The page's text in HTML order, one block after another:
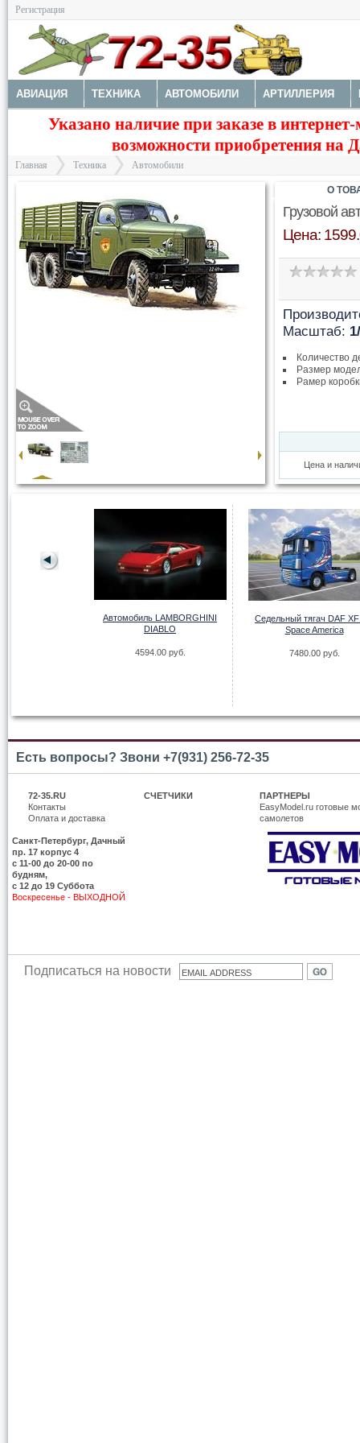
Регистрация
АВИАЦИЯ ТЕХНИКА АВТОМОБИЛИ АРТИЛЛЕРИЯ
МОТОТЕХНИКА ТЕХНИКА РАЗНАЯ ФИГУРЫ МОДЕЛИ
КРАСКИ И ИНСТРУМЕНТЫ
Указано наличие при заказе в
возможности приобретения на
Главная
>
Техника
>
Автомобили
Грузовой
Цена:
Масштаб:
Количество
Размер
Рамер
Цена и
О
Автомобиль LAMBORGHINI
DIABLO
4594.00 руб.
Седельный тягач DAF
Space America
7480.00 руб.
Есть вопросы? Звони +7(931) 256-72-35
72-35.RU
Контакты
Оплата и доставка
Санкт-Петербург, Дачный
пр. 17 корпус 4
c 11-00 до 20-00 по
будням,
с 12 до 19 Суббота
Воскресенье - ВЫХОДНОЙ
СЧЕТЧИКИ
ПАРТНЕРЫ
EasyModel.ru готовые
самолетов
Подписаться на новости